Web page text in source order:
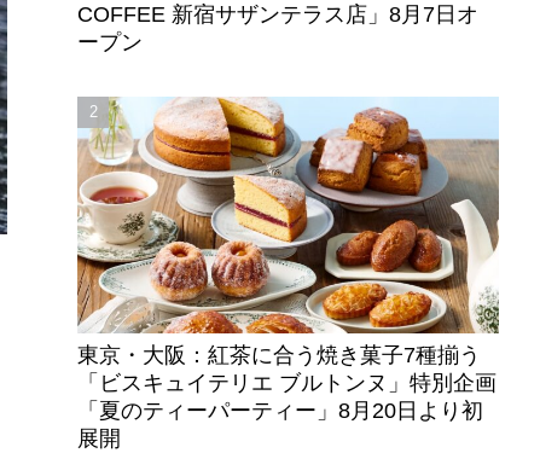
COFFEE 新宿サザンテラス店」8月7日オ
ープン
東京・大阪：紅茶に合う焼き菓子7種揃う
「ビスキュイテリエ ブルトンヌ」特別企画
「夏のティーパーティー」8月20日より初
展開